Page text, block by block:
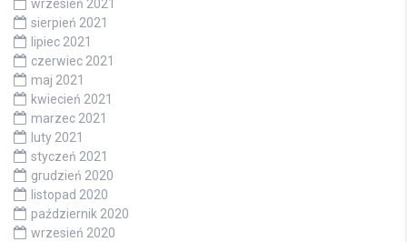
wrzesień 2021
sierpień 2021
lipiec 2021
czerwiec 2021
maj 2021
kwiecień 2021
marzec 2021
luty 2021
styczeń 2021
grudzień 2020
listopad 2020
październik 2020
wrzesień 2020